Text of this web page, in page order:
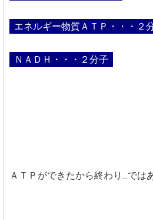
エネルギー物質ＡＴＰ・・・２
ＮＡＤＨ・・・２分子
ＡＴＰができたから終わり...では